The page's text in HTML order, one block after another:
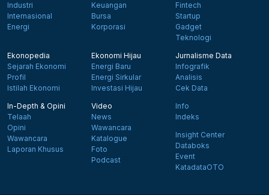
Industri
Internasional
Energi
Keuangan
Bursa
Korporasi
Fintech
Startup
Gadget
Teknologi
Ekonopedia
Sejarah Ekonomi
Profil
Istilah Ekonomi
Ekonomi Hijau
Energi Baru
Energi Sirkular
Investasi Hijau
Jurnalisme Data
Infografik
Analisis
Cek Data
In-Depth & Opini
Telaah
Opini
Wawancara
Laporan Khusus
Video
News
Wawancara
Katalogue
Foto
Podcast
Info
Indeks
Insight Center
Databoks
Event
KatadataOTO